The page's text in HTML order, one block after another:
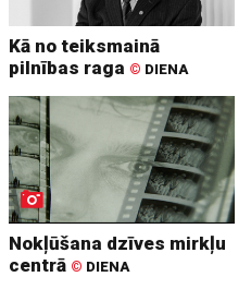
Kā no teiksmainā
pilnības raga © DIENA
Nokļūšana dzīves mirkļu
centrā © DIENA